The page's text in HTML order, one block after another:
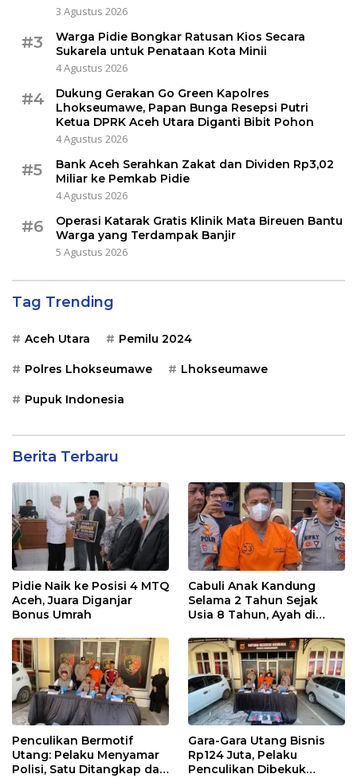
3 Agustus 2026
#3
Warga Pidie Bongkar Ratusan Kios Secara
Sukarela untuk Penataan Kota Minii
4 Agustus 2026
#4
Dukung Gerakan Go Green Kapolres
Lhokseumawe, Papan Bunga Resepsi Putri
Ketua DPRK Aceh Utara Diganti Bibit Pohon
4 Agustus 2026
#5
Bank Aceh Serahkan Zakat dan Dividen Rp3,02
Miliar ke Pemkab Pidie
4 Agustus 2026
#6
Operasi Katarak Gratis Klinik Mata Bireuen Bantu
Warga yang Terdampak Banjir
5 Agustus 2026
Tag Trending
Aceh Utara Pemilu 2024
Polres Lhokseumawe Lhokseumawe
Pupuk Indonesia
Berita Terbaru
Pidie Naik ke Posisi 4 MTQ
Aceh, Juara Diganjar
Bonus Umrah
Cabuli Anak Kandung
Selama 2 Tahun Sejak
Usia 8 Tahun, Ayah di
Polisi
Penculikan Bermotif
Utang: Pelaku Menyamar
Polisi, Satu Ditangkap dan
Gara-Gara Utang Bisnis
Rp124 Juta, Pelaku
Penculikan Dibekuk